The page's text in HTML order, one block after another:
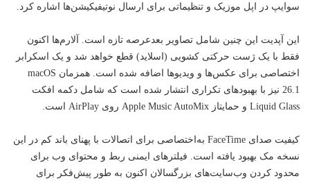
سوایپ در اپل موزیک و تنظیماتی برای ارسال نوتیفیکیشن‌ها اشاره کرد.
این آپدیت این چنین شامل تصاویر بعد‌عرصه تازه است. آلارم‌ها اکنون
فقط با یک ژست حرکتی کشویی (اسلاید) قطع خواهد شد و یک اسکرابر
اختصاصی برای عکس‌ها و ویدیوها اضافه شده است. همزمان macOS
26.1 نیز با بهبودهای تکراری انتشار شده است که شامل دکمه افکت
Liquid Glass و حمایتاز Apple Music AutoMix روی AirPlay است.
کیفیت صدای FaceTime به‌اختصاصی برای اتصالات با پهنای باند کم در این
نسخه مک بهبود یافته است. فیلترهای ایمنی ربط و محتوای وب برای
محدود کردن وب‌سایت‌های بزرگسالان اکنون به طور پیش‌فکر برای